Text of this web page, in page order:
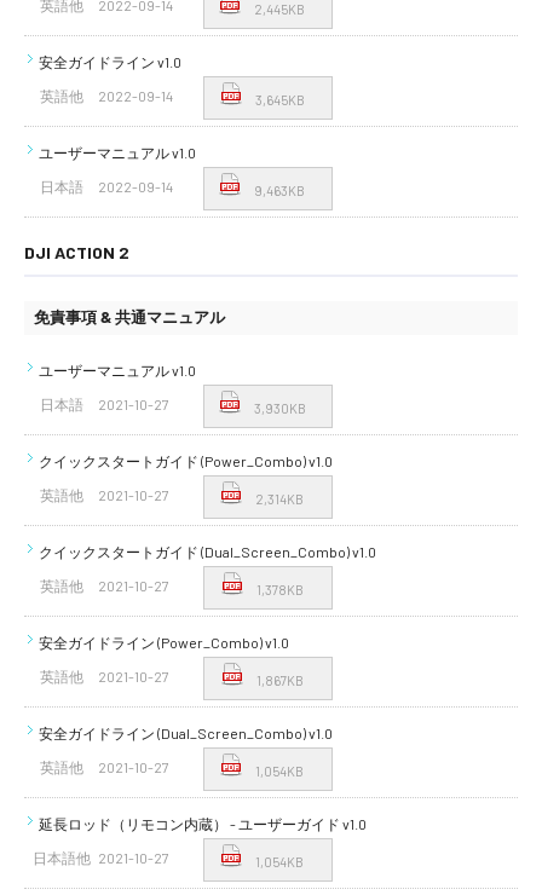
英語他
2022-09-14 2,445KB
安全ガイドライン v1.0
英語他
2022-09-14 3,645KB
ユーザーマニュアル v1.0
日本語
2022-09-14 9,463KB
DJI ACTION 2
免責事項 & 共通マニュアル
ユーザーマニュアル v1.0
日本語
2021-10-27 3,930KB
クイックスタートガイド (Power_Combo) v1.0
英語他
2021-10-27 2,314KB
クイックスタートガイド (Dual_Screen_Combo) v1.0
英語他
2021-10-27 1,378KB
安全ガイドライン (Power_Combo) v1.0
英語他
2021-10-27 1,867KB
安全ガイドライン (Dual_Screen_Combo) v1.0
英語他
2021-10-27 1,054KB
延長ロッド（リモコン内蔵） - ユーザーガイド v1.0
日本語他 2021-10-27 1,054KB